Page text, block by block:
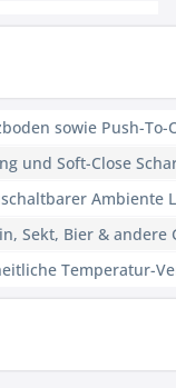
sowie Push-To-
und Soft-Close
Ambiente
Sekt, Bier & andere
Temperatur-